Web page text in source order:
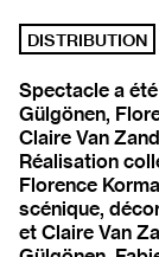
DISTRIBUTION
Spectacle a
Gülgönen,
Claire Van
Réalisation
Florence
scénique,
et Claire Van